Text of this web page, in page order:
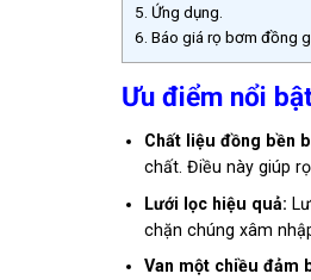
5. Ứng dụng.
6. Báo giá rọ bơm đồng
Ưu điểm nổi
Chất liệu đồng bền
chất. Điều này giúp
Lưới lọc hiệu quả:
chặn chúng xâm
Van một chiều đảm